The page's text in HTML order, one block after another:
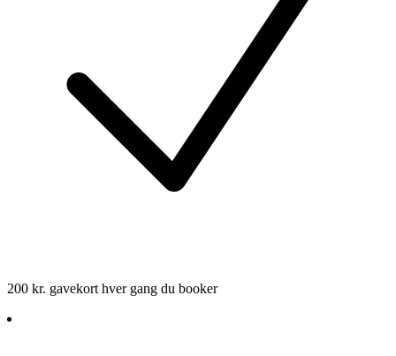
200 kr. gavekort hver gang du booker